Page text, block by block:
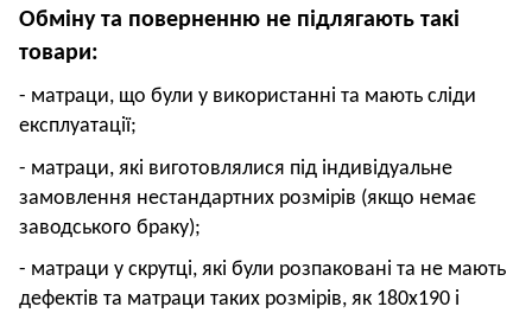
Обміну та поверненню не підлягають такі
товари:
- матраци, що були у використанні та мають сліди
експлуатації;
- матраци, які виготовлялися під індивідуальне
замовлення нестандартних розмірів (якщо немає
заводського браку);
- матраци у скрутці, які були розпаковані та не мають
дефектів та матраци таких розмірів, як 180х190 і